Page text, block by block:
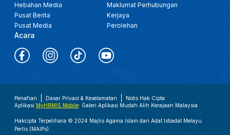
Hebahan Media
Pusat Berita
Pusat Media
Acara
Maklumat Perhubungan
Kerjaya
Perolehan
Penafian Dasar Privasi & Keselamatan
Notis Hak Cipta
Aplikasi MyHRMIS Mobile: Galeri Aplikasi Mudah Alih Kerajaan Malaysia
Hakcipta Terpelihara © 2024 Majlis Agama Islam dan Adat Istiadat Melayu
Perlis (MAIPs).